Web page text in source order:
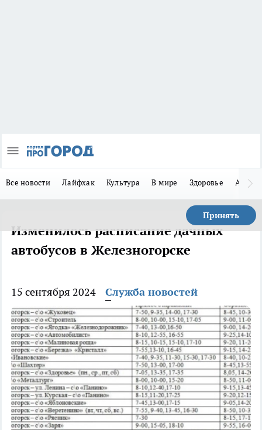
Все новости Лайфхак Культура В мире Здоровье Авто
Принять
Изменилось расписание дачных
автобусов в Железногорске
15 сентября 2024 Служба новостей